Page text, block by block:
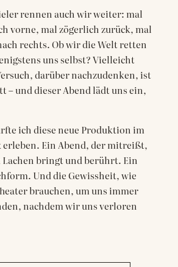
rennen auch wir weiter: mal
vorne, mal zögerlich zurück, mal
rechts. Ob wir die Welt retten
uns selbst? Vielleicht
darüber nachzudenken, ist
– und dieser Abend lädt uns ein,
ich diese neue Produktion im
erleben. Ein Abend, der mitreißt,
bringt und berührt. Ein
Und die Gewissheit, wie
brauchen, um uns immer
nachdem wir uns verloren